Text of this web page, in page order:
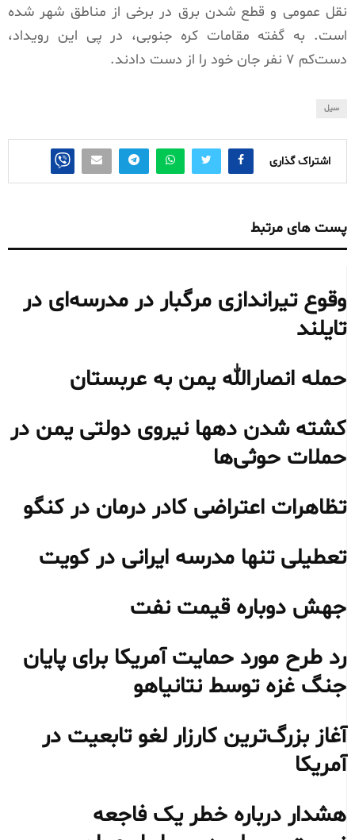
نقل عمومی و قطع شدن برق در برخی از مناطق شهر شده
است. به گفته مقامات کره جنوبی، در پی این رویداد،
دست‌کم ۷ نفر جان خود را از دست دادند.
سیل
اشتراک گذاری
پست های مرتبط
وقوع تیراندازی مرگبار در مدرسه‌ای در
تایلند
حمله انصارالله یمن به عربستان
کشته شدن دهها نیروی دولتی یمن در
حملات حوثی‌ها
تظاهرات اعتراضی کادر درمان در کنگو
تعطیلی تنها مدرسه ایرانی در کویت
جهش دوباره قیمت نفت
رد طرح مورد حمایت آمریکا برای پایان
جنگ غزه توسط نتانیاهو
آغاز بزرگ‌ترین کارزار لغو تابعیت در
آمریکا
هشدار درباره خطر یک فاجعه